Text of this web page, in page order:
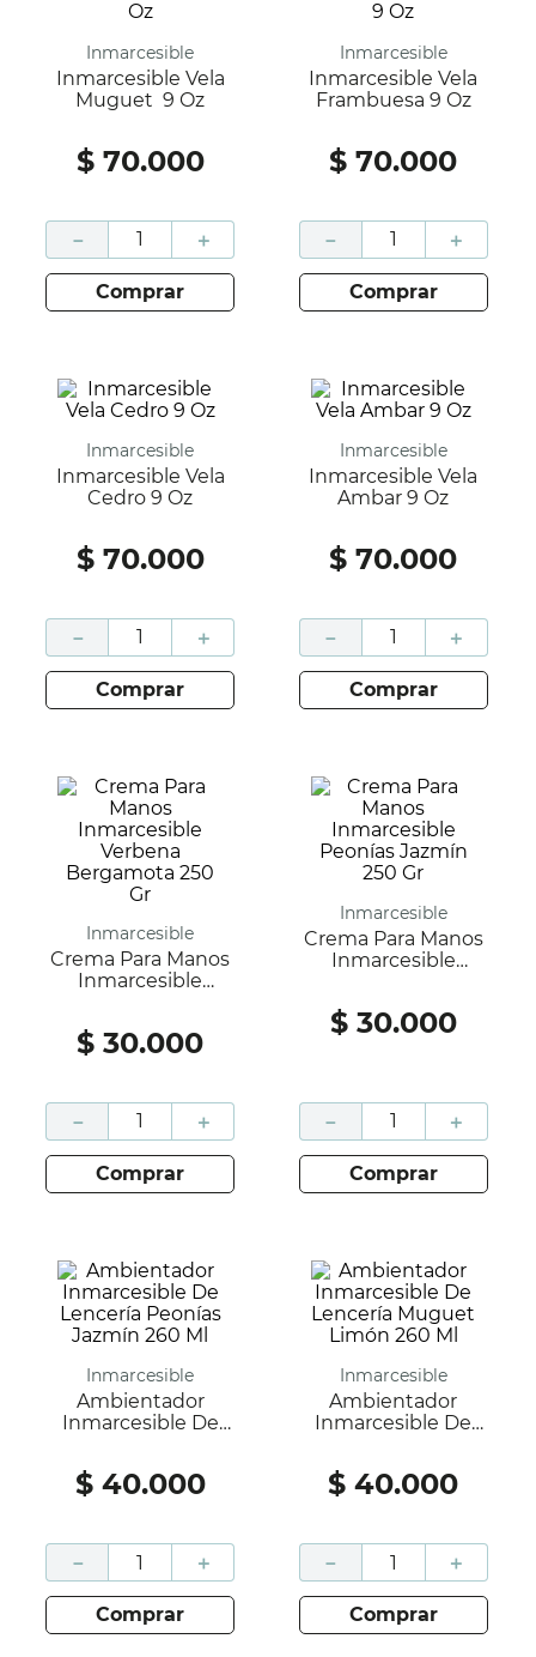
Inmarcesible
Inmarcesible Vela
Muguet 9 Oz
$ 70.000
＋
－
comprar
Inmarcesible
Inmarcesible Vela
Frambuesa 9 Oz
$ 70.000
＋
－
comprar
Inmarcesible
Inmarcesible Vela
Cedro 9 Oz
$ 70.000
＋
－
comprar
Inmarcesible
Inmarcesible Vela
Ambar 9 Oz
$ 70.000
＋
－
comprar
Inmarcesible
Crema Para Manos
Inmarcesible
Bergamota 250 Gr
$ 30.000
＋
－
comprar
Inmarcesible
Crema Para Manos
Inmarcesible
$ 30.000
＋
－
comprar
Inmarcesible
Ambientador
Inmarcesible De
Jazmín 260 Ml
$ 40.000
＋
－
comprar
Inmarcesible
Ambientador
Inmarcesible De
Limón 260 Ml
$ 40.000
＋
－
comprar